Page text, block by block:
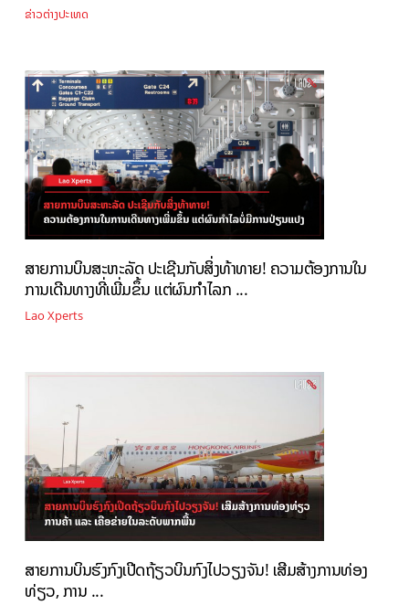
ຂ່າວຕ່າງປະເທດ
ສາຍການບິນສະຫະລັດ ປະເຊີນກັບສິ່ງທ້າທາຍ! ຄວາມຕ້ອງການໃນ
ການເດີນທາງທີ່ເພີ່ມຂຶ້ນ ແຕ່ຜົນກໍາໄລກ ...
Lao Xperts
ສາຍການບິນຮົງກົງເປີດຖ້ຽວບິນກົງໄປວຽງຈັນ! ເສີມ​ສ້າງການ​ທ່ອງ​
ທ່ຽວ, ການ ...